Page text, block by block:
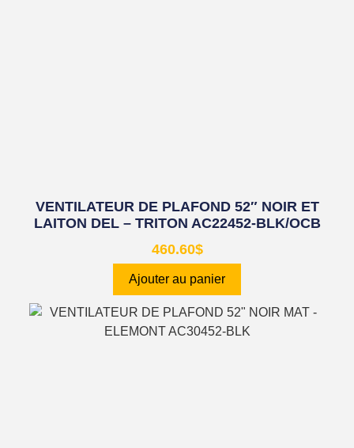
VENTILATEUR DE PLAFOND 52″ NOIR ET
LAITON DEL – TRITON AC22452-BLK/OCB
460.60$
Ajouter au panier